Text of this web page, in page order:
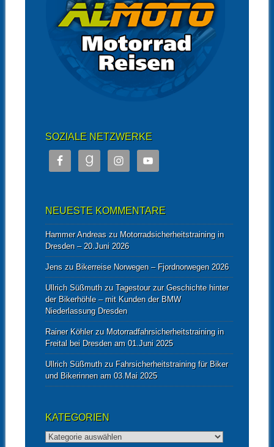
SOZIALE NETZWERKE
NEUESTE KOMMENTARE
Hammer Andreaszu Motorradsicherheitstraining in
Dresden – 20.Juni 2026
Jenszu Bikerreise Norwegen – Fjordnorwegen 2026
Ullrich Süßmuthzu Tagestour zur Geschichte hinter
der Bikerhöhle – mit Kunden der BMW
Niederlassung Dresden
Rainer Köhlerzu Motorradfahrsicherheitstraining in
Freital bei Dresden am 01.Juni 2025
Ullrich Süßmuthzu Fahrsicherheitstraining für Biker
und Bikerinnen am 03.Mai 2025
KATEGORIEN
Kategorien